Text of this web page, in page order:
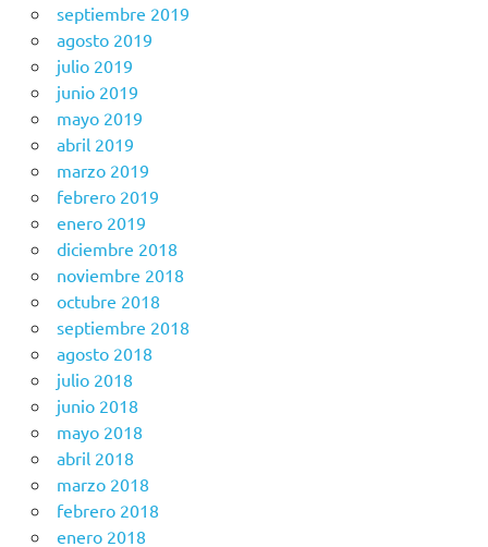
septiembre 2019
agosto 2019
julio 2019
junio 2019
mayo 2019
abril 2019
marzo 2019
febrero 2019
enero 2019
diciembre 2018
noviembre 2018
octubre 2018
septiembre 2018
agosto 2018
julio 2018
junio 2018
mayo 2018
abril 2018
marzo 2018
febrero 2018
enero 2018